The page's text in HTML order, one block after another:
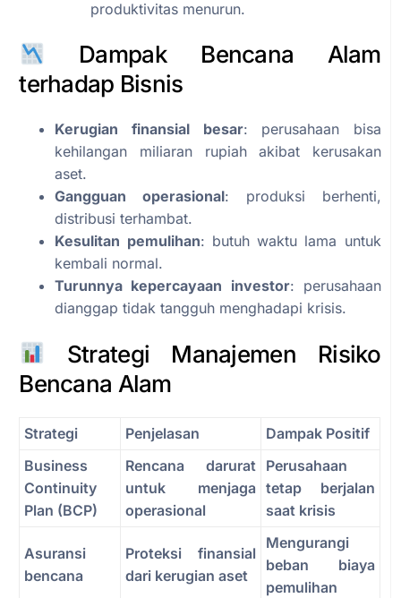
produktivitas menurun.
Dampak Bencana Alam
terhadap Bisnis
Kerugian finansial besar: perusahaan bisa
kehilangan miliaran rupiah akibat kerusakan
aset.
Gangguan operasional: produksi berhenti,
distribusi terhambat.
Kesulitan pemulihan: butuh waktu lama untuk
kembali normal.
Turunnya kepercayaan investor: perusahaan
dianggap tidak tangguh menghadapi krisis.
Strategi Manajemen Risiko
Bencana Alam
Strategi Penjelasan
Dampak Positif
Business
Continuity
Plan (BCP)
Rencana darurat
untuk menjaga
operasional
Perusahaan
tetap berjalan
saat krisis
Asuransi
bencana
Proteksi finansial
dari kerugian aset
Mengurangi
beban biaya
pemulihan